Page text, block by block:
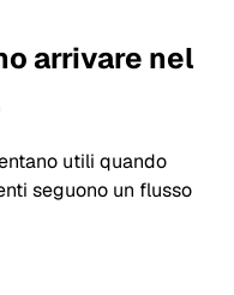
arrivare nel
utili quando
seguono un flusso